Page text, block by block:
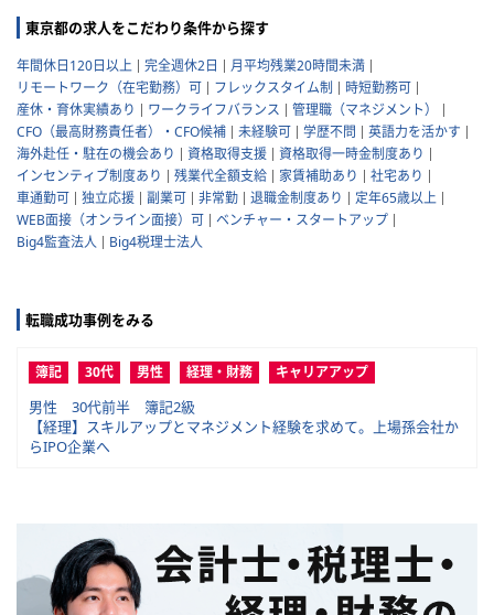
東京都の求人をこだわり条件から探す
年間休日120日以上 完全週休2日
月平均残業20時間未満
リモートワーク（在宅勤務）可
フレックスタイム制
時短勤務可
産休・育休実績あり
ワークライフバランス
管理職（マネジメント）
CFO（最高財務責任者）・CFO候補
未経験可 学歴不問
英語力を活かす
海外赴任・駐在の機会あり
資格取得支援
資格取得一時金制度あり
インセンティブ制度あり
残業代全額支給 家賃補助あり
社宅あり
車通勤可
独立応援 副業可 非常勤 退職金制度あり
定年65歳以上
WEB面接（オンライン面接）可
ベンチャー・スタートアップ
Big4監査法人
Big4税理士法人
転職成功事例をみる
簿記 30代 男性 経理・財務 キャリアアップ
男性 30代前半 簿記2級
【経理】スキルアップとマネジメント経験を求めて。上場孫会社か
らIPO企業へ